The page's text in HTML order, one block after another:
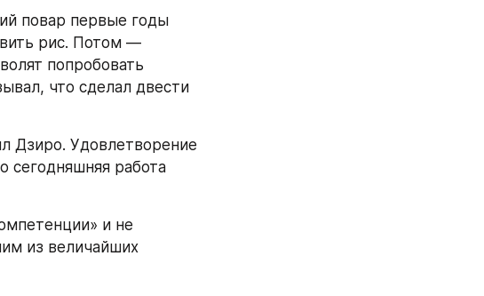
повар первые годы
рис. Потом —
попробовать
что сделал двести
Дзиро. Удовлетворение
сегодняшняя работа
и не
из величайших